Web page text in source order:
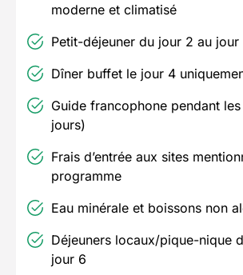
moderne et climatisé
Petit-déjeuner du jour 2 au jour
Dîner buffet le jour 4
Guide francophone pendant
jours)
Frais d’entrée aux sites
programme
Eau minérale et boissons non
Déjeuners locaux/pique-nique
jour 6